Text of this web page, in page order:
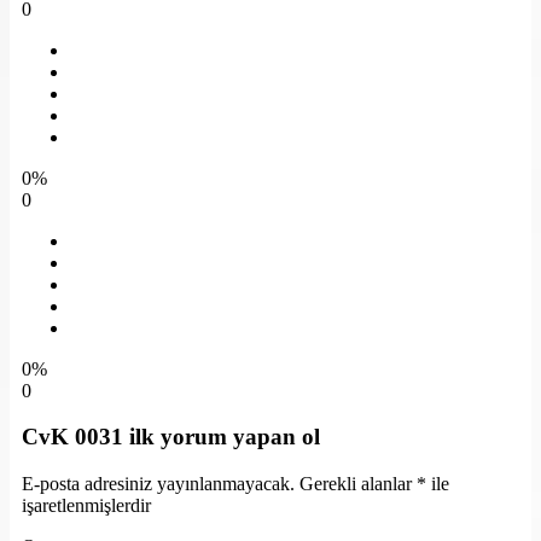
0
0%
0
0%
0
CvK 0031 ilk yorum yapan ol
E-posta adresiniz yayınlanmayacak. Gerekli alanlar * ile
işaretlenmişlerdir